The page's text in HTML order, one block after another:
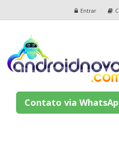
Entrar
Contato via